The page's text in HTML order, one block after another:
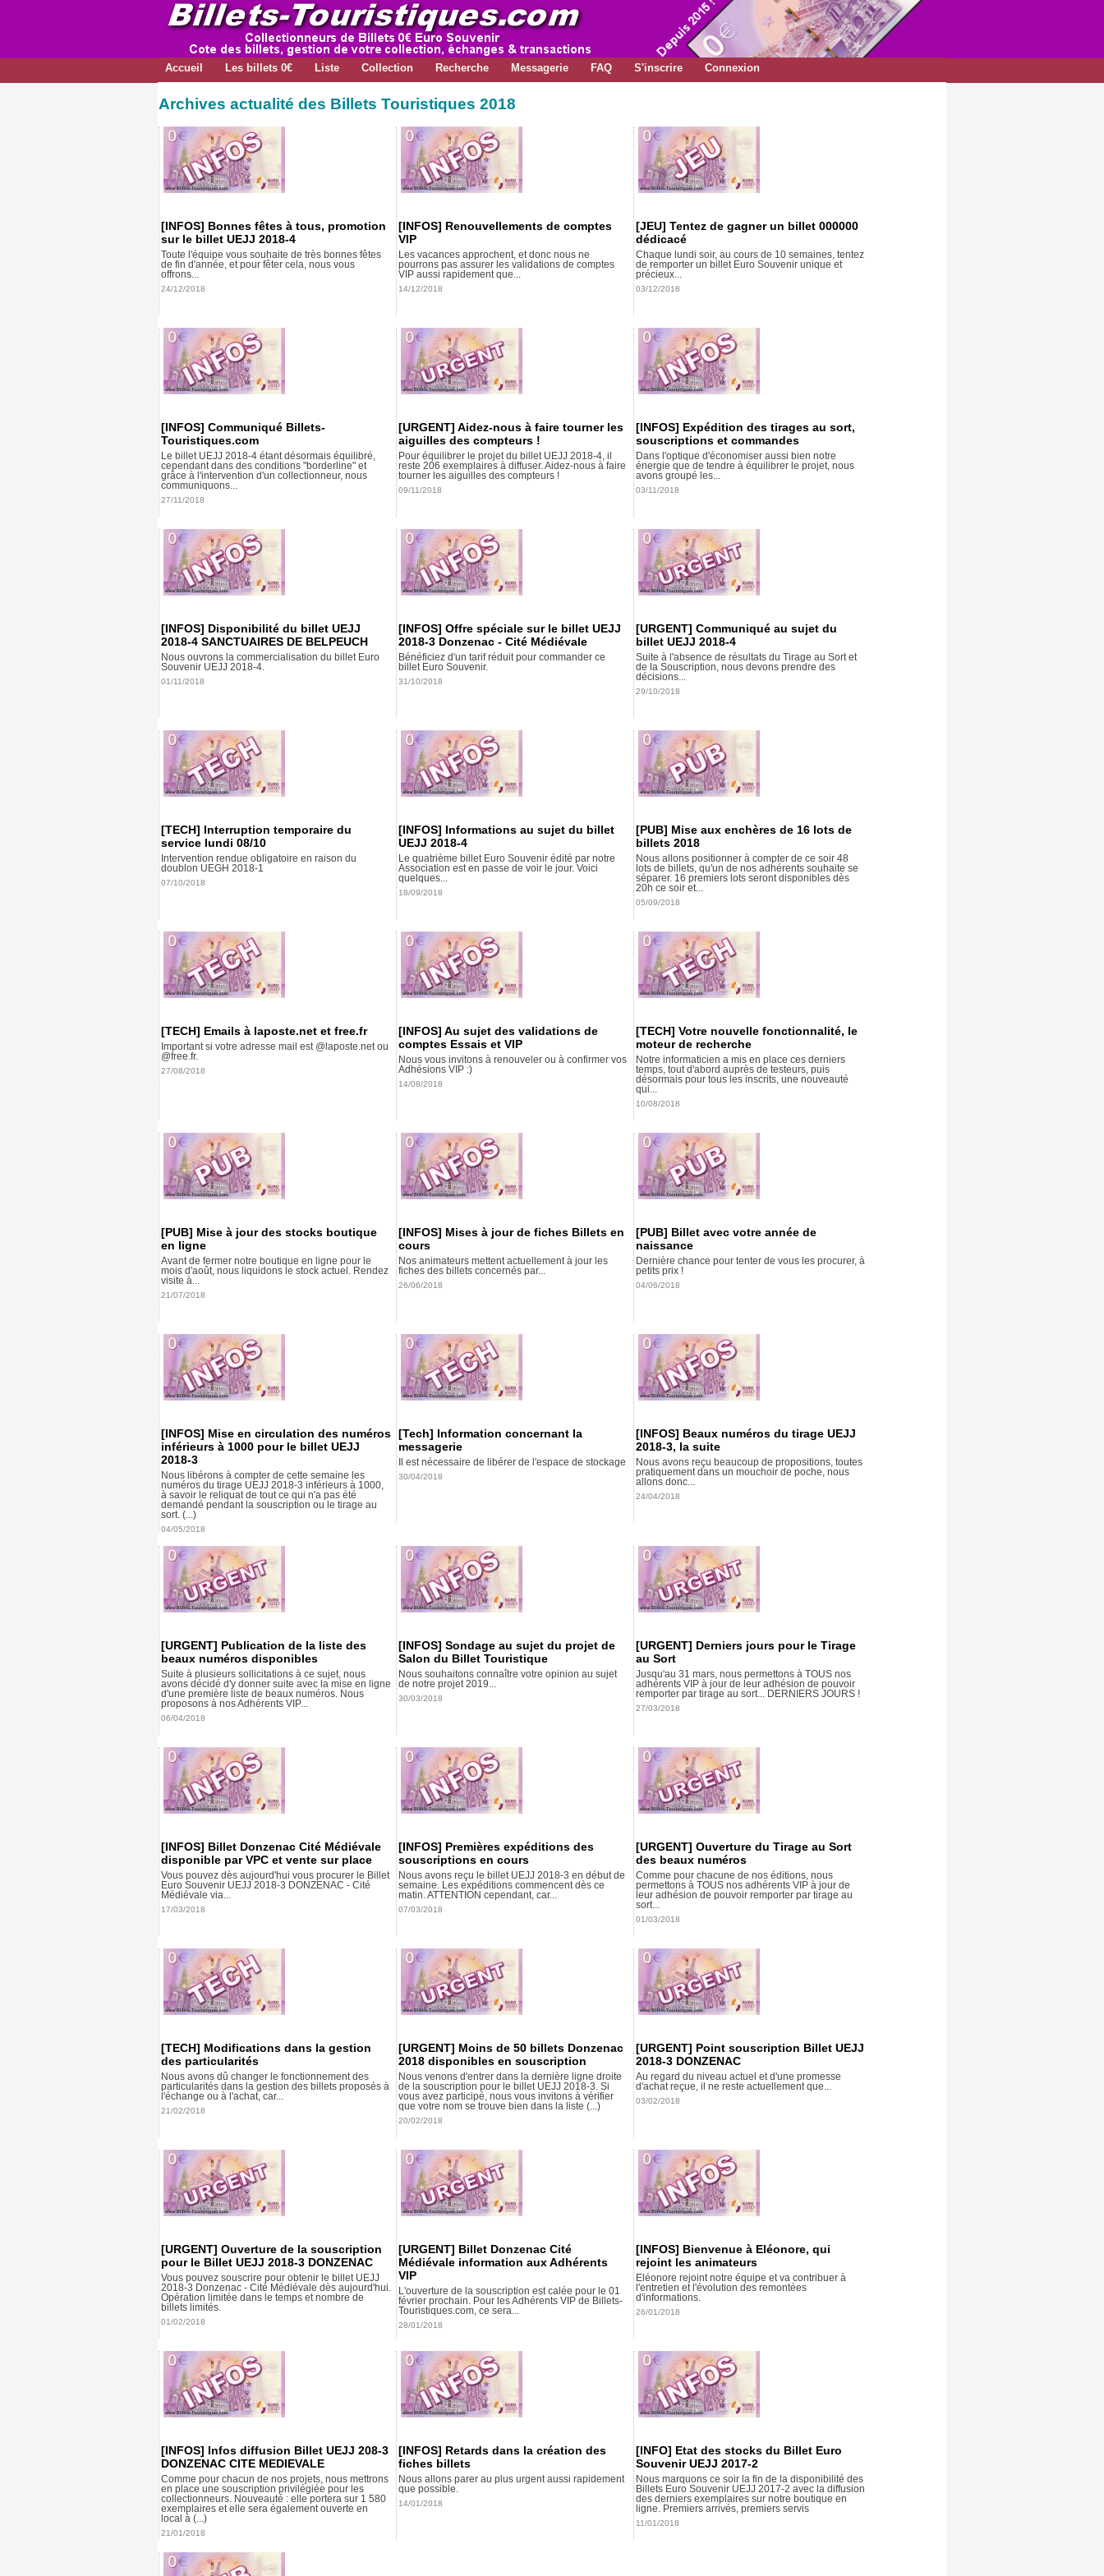
Accueil Les billets 0€ Liste Collection Recherche Messagerie FAQ S'inscrire Connexion
Archives actualité des Billets Touristiques 2018
[INFOS] Bonnes fêtes à tous, promotion
sur le billet UEJJ 2018-4
Toute l'équipe vous souhaite de très bonnes fêtes
de fin d'année, et pour fêter cela, nous vous
offrons...
24/12/2018
[INFOS] Renouvellements de comptes
VIP
Les vacances approchent, et donc nous ne
pourrons pas assurer les validations de comptes
VIP aussi rapidement que...
14/12/2018
[JEU] Tentez de gagner un billet 000000
dédicacé
Chaque lundi soir, au cours de 10 semaines, tentez
de remporter un billet Euro Souvenir unique et
précieux...
03/12/2018
[INFOS] Communiqué Billets-
Touristiques.com
Le billet UEJJ 2018-4 étant désormais équilibré,
cependant dans des conditions "borderline" et
grâce à l'intervention d'un collectionneur, nous
communiquons...
27/11/2018
[URGENT] Aidez-nous à faire tourner les
aiguilles des compteurs !
Pour équilibrer le projet du billet UEJJ 2018-4, il
reste 206 exemplaires à diffuser. Aidez-nous à faire
tourner les aiguilles des compteurs !
09/11/2018
[INFOS] Expédition des tirages au sort,
souscriptions et commandes
Dans l'optique d'économiser aussi bien notre
énergie que de tendre à équilibrer le projet, nous
avons groupé les...
03/11/2018
[INFOS] Disponibilité du billet UEJJ
2018-4 SANCTUAIRES DE BELPEUCH
Nous ouvrons la commercialisation du billet Euro
Souvenir UEJJ 2018-4.
01/11/2018
[INFOS] Offre spéciale sur le billet UEJJ
2018-3 Donzenac - Cité Médiévale
Bénéficiez d'un tarif réduit pour commander ce
billet Euro Souvenir.
31/10/2018
[URGENT] Communiqué au sujet du
billet UEJJ 2018-4
Suite à l'absence de résultats du Tirage au Sort et
de la Souscription, nous devons prendre des
décisions...
29/10/2018
[TECH] Interruption temporaire du
service lundi 08/10
Intervention rendue obligatoire en raison du
doublon UEGH 2018-1
07/10/2018
[INFOS] Informations au sujet du billet
UEJJ 2018-4
Le quatrième billet Euro Souvenir édité par notre
Association est en passe de voir le jour. Voici
quelques...
18/09/2018
[PUB] Mise aux enchères de 16 lots de
billets 2018
Nous allons positionner à compter de ce soir 48
lots de billets, qu'un de nos adhérents souhaite se
séparer. 16 premiers lots seront disponibles dès
20h ce soir et...
05/09/2018
[TECH] Emails à laposte.net et free.fr
Important si votre adresse mail est @laposte.net ou
@free.fr.
27/08/2018
[INFOS] Au sujet des validations de
comptes Essais et VIP
Nous vous invitons à renouveler ou à confirmer vos
Adhésions VIP :)
14/08/2018
[TECH] Votre nouvelle fonctionnalité, le
moteur de recherche
Notre informaticien a mis en place ces derniers
temps, tout d'abord auprès de testeurs, puis
désormais pour tous les inscrits, une nouveauté
qui...
10/08/2018
[PUB] Mise à jour des stocks boutique
en ligne
Avant de fermer notre boutique en ligne pour le
mois d'août, nous liquidons le stock actuel. Rendez
visite à...
21/07/2018
[INFOS] Mises à jour de fiches Billets en
cours
Nos animateurs mettent actuellement à jour les
fiches des billets concernés par...
26/06/2018
[PUB] Billet avec votre année de
naissance
Dernière chance pour tenter de vous les procurer, à
petits prix !
04/06/2018
[INFOS] Mise en circulation des numéros
inférieurs à 1000 pour le billet UEJJ
2018-3
Nous libérons à compter de cette semaine les
numéros du tirage UEJJ 2018-3 inférieurs à 1000,
à savoir le reliquat de tout ce qui n'a pas été
demandé pendant la souscription ou le tirage au
sort. (...)
04/05/2018
[Tech] Information concernant la
messagerie
Il est nécessaire de libérer de l'espace de stockage
30/04/2018
[INFOS] Beaux numéros du tirage UEJJ
2018-3, la suite
Nous avons reçu beaucoup de propositions, toutes
pratiquement dans un mouchoir de poche, nous
allons donc...
24/04/2018
[URGENT] Publication de la liste des
beaux numéros disponibles
Suite à plusieurs sollicitations à ce sujet, nous
avons décidé d'y donner suite avec la mise en ligne
d'une première liste de beaux numéros. Nous
proposons à nos Adhérents VIP...
06/04/2018
[INFOS] Sondage au sujet du projet de
Salon du Billet Touristique
Nous souhaitons connaître votre opinion au sujet
de notre projet 2019...
30/03/2018
[URGENT] Derniers jours pour le Tirage
au Sort
Jusqu'au 31 mars, nous permettons à TOUS nos
adhérents VIP à jour de leur adhésion de pouvoir
remporter par tirage au sort... DERNIERS JOURS !
27/03/2018
[INFOS] Billet Donzenac Cité Médiévale
disponible par VPC et vente sur place
Vous pouvez dès aujourd'hui vous procurer le Billet
Euro Souvenir UEJJ 2018-3 DONZENAC - Cité
Médiévale via...
17/03/2018
[INFOS] Premières expéditions des
souscriptions en cours
Nous avons reçu le billet UEJJ 2018-3 en début de
semaine. Les expéditions commencent dès ce
matin. ATTENTION cependant, car...
07/03/2018
[URGENT] Ouverture du Tirage au Sort
des beaux numéros
Comme pour chacune de nos éditions, nous
permettons à TOUS nos adhérents VIP à jour de
leur adhésion de pouvoir remporter par tirage au
sort...
01/03/2018
[TECH] Modifications dans la gestion
des particularités
Nous avons dû changer le fonctionnement des
particularités dans la gestion des billets proposés à
l'échange ou à l'achat, car...
21/02/2018
[URGENT] Moins de 50 billets Donzenac
2018 disponibles en souscription
Nous venons d'entrer dans la dernière ligne droite
de la souscription pour le billet UEJJ 2018-3. Si
vous avez participé, nous vous invitons à vérifier
que votre nom se trouve bien dans la liste (...)
20/02/2018
[URGENT] Point souscription Billet UEJJ
2018-3 DONZENAC
Au regard du niveau actuel et d'une promesse
d'achat reçue, il ne reste actuellement que...
03/02/2018
[URGENT] Ouverture de la souscription
pour le Billet UEJJ 2018-3 DONZENAC
Vous pouvez souscrire pour obtenir le billet UEJJ
2018-3 Donzenac - Cité Médiévale dès aujourd'hui.
Opération limitée dans le temps et nombre de
billets limités.
01/02/2018
[URGENT] Billet Donzenac Cité
Médiévale information aux Adhérents
VIP
L'ouverture de la souscription est calée pour le 01
février prochain. Pour les Adhérents VIP de Billets-
Touristiques.com, ce sera...
28/01/2018
[INFOS] Bienvenue à Eléonore, qui
rejoint les animateurs
Eléonore rejoint notre équipe et va contribuer à
l'entretien et l'évolution des remontées
d'informations.
26/01/2018
[INFOS] Infos diffusion Billet UEJJ 208-3
DONZENAC CITE MEDIEVALE
Comme pour chacun de nos projets, nous mettrons
en place une souscription privilégiée pour les
collectionneurs. Nouveauté : elle portera sur 1 580
exemplaires et elle sera également ouverte en
local à (...)
21/01/2018
[INFOS] Retards dans la création des
fiches billets
Nous allons parer au plus urgent aussi rapidement
que possible.
14/01/2018
[INFO] Etat des stocks du Billet Euro
Souvenir UEJJ 2017-2
Nous marquons ce soir la fin de la disponibilité des
Billets Euro Souvenir UEJJ 2017-2 avec la diffusion
des derniers exemplaires sur notre boutique en
ligne. Premiers arrivés, premiers servis
11/01/2018